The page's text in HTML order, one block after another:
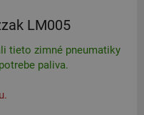
LM005
tieto zimné pneumatiky
paliva.